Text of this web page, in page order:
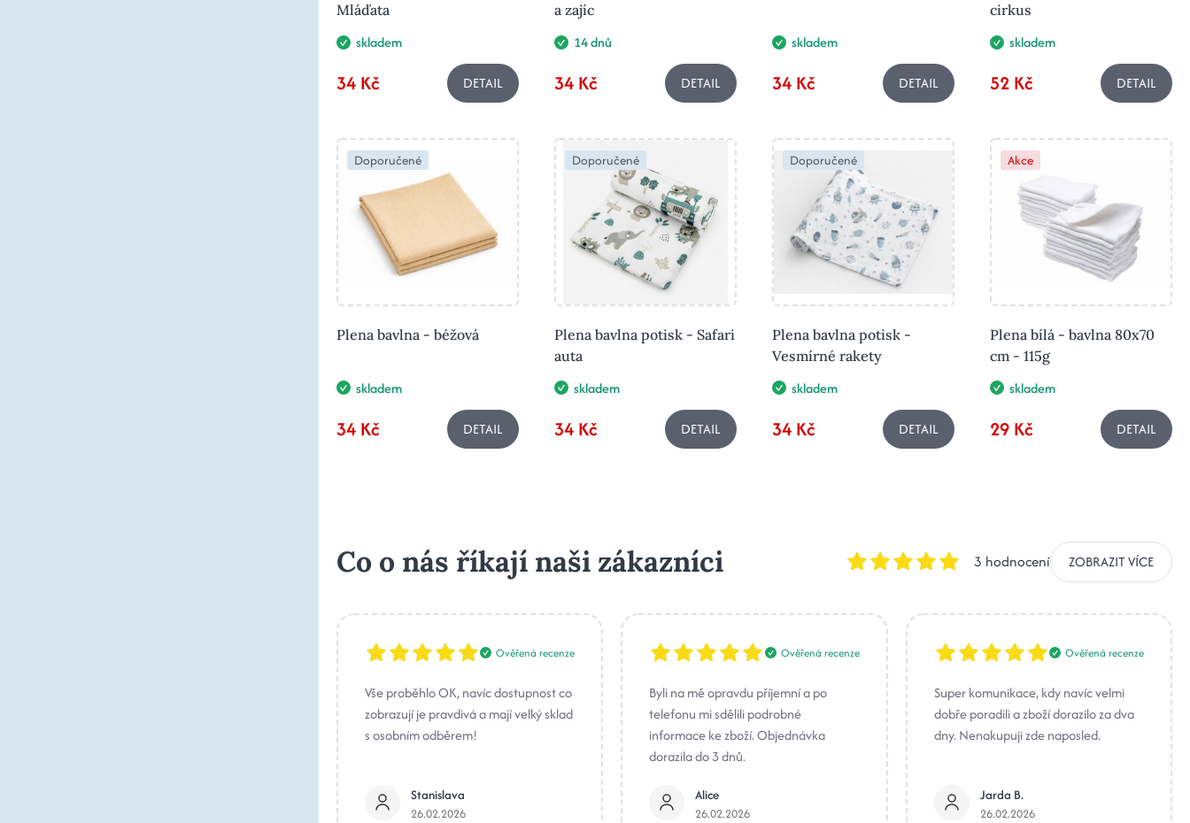
Mláďata
skladem
34 Kč DETAIL
a zajíc
14 dnů
34 Kč DETAIL
skladem
34 Kč DETAIL
cirkus
skladem
52 Kč DETAIL
Doporučené
Plena bavlna - béžová
skladem
34 Kč DETAIL
Doporučené
Plena bavlna potisk - Safari
auta
skladem
34 Kč DETAIL
Doporučené
Plena bavlna potisk -
Vesmírné rakety
skladem
34 Kč DETAIL
Akce
Plena bílá - bavlna 80x70
cm - 115g
skladem
29 Kč DETAIL
Co o nás říkají naši zákazníci 3 hodnocení ZOBRAZIT VÍCE
Ověřená recenze
Vše proběhlo OK, navíc dostupnost co
zobrazují je pravdivá a mají velký sklad
s osobním odběrem!
Stanislava
26.02.2026
Ověřená recenze
Byli na mě opravdu příjemní a po
telefonu mi sdělili podrobné
informace ke zboží. Objednávka
dorazila do 3 dnů.
Alice
26.02.2026
Ověřená recenze
Super komunikace, kdy navíc velmi
dobře poradili a zboží dorazilo za dva
dny. Nenakupuji zde naposled.
Jarda B.
26.02.2026